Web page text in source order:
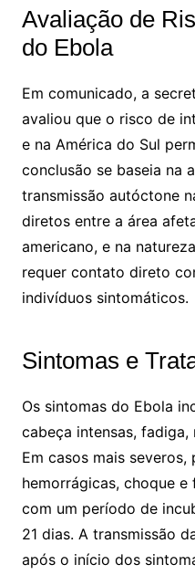
Avaliação de
do Ebola
Em comunicado, a
avaliou que o risco de
e na América do Sul
conclusão se baseia na
transmissão autóctone
diretos entre a área
americano, e na
requer contato direto
indivíduos sintomáticos.
Sintomas e
Os sintomas do Ebola
cabeça intensas, fadiga,
Em casos mais
hemorrágicas, choque
com um período de
21 dias. A transmissão
após o início dos